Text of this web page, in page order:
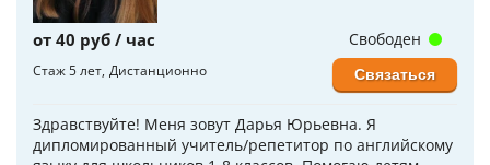
от 40 руб / час
Стаж 5 лет Дистанционно
Здравствуйте! Меня зовут Дарья Юрьевна. Я
дипломированный учитель/репетитор по английскому
Свободен
Связаться